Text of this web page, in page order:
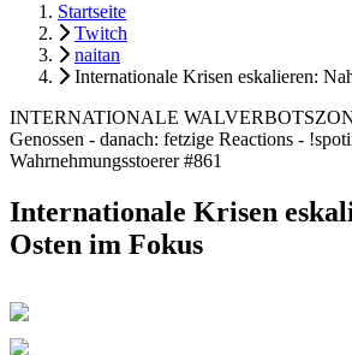
Startseite
Twitch
naitan
Internationale Krisen eskalieren:
INTERNATIONALE
Genossen - danach: fetzige Reactions -
Wahrnehmungsstoerer #861
Internationale Krisen
Osten im Fokus